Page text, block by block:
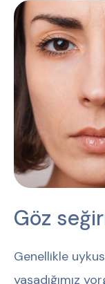
Göz
Genellikle
yaşadığımız